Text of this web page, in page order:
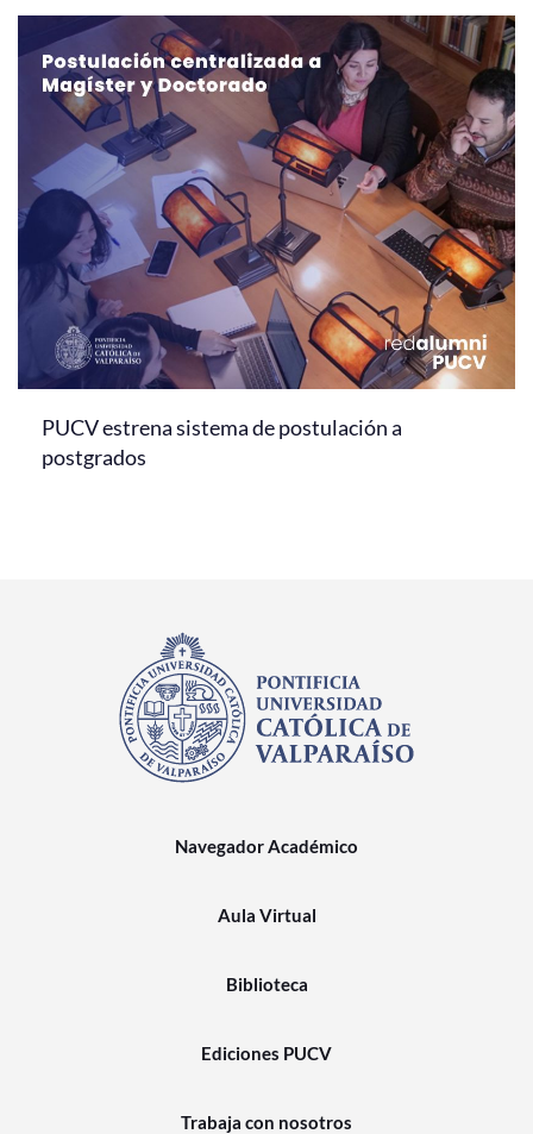
PUCV estrena sistema de postulación a
postgrados
Navegador Académico
Aula Virtual
Biblioteca
Ediciones PUCV
Trabaja con nosotros